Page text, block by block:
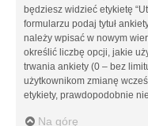
będziesz widzieć etykietę
formularzu podaj tytuł
należy wpisać w nowym
określić liczbę opcji, jakie
trwania ankiety (0 – bez
użytkownikom zmianę
etykiety, prawdopodobnie
Na górę